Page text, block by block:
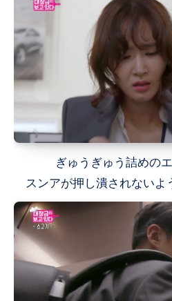
ぎゅうぎゅう詰めの
スンアが押し潰されないよ